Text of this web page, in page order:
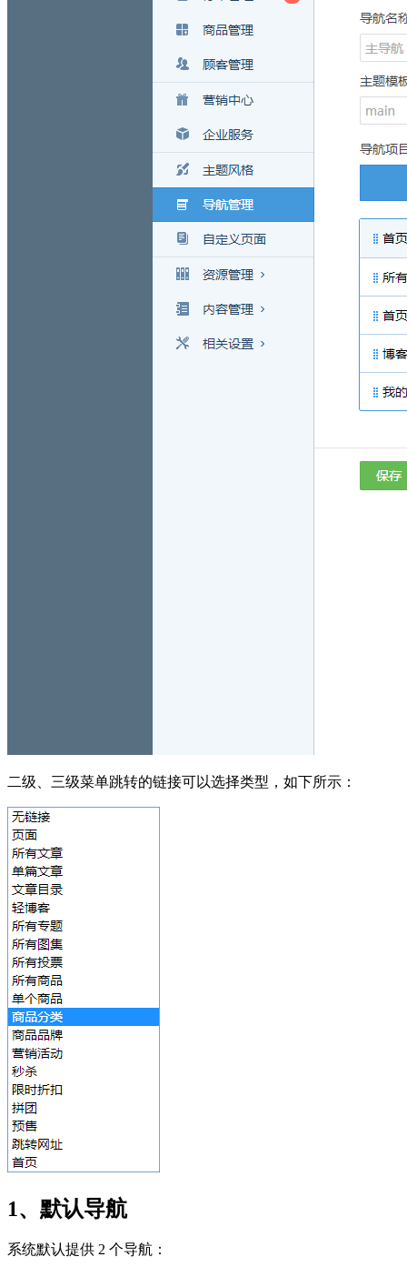
二级、三级菜单跳转的链接可以选择类型，如下所示：
1、默认导航
系统默认提供 2 个导航：